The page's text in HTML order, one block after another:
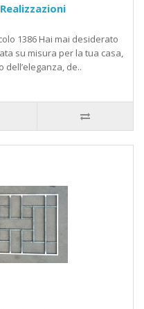
1386 Hai mai desiderato
su misura per la tua casa,
dell’eleganza, de..